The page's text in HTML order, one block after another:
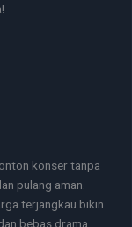
konser tanpa
pulang aman.
terjangkau bikin
bebas drama.